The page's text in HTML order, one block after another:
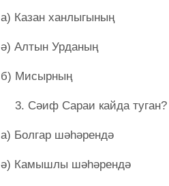
а) Казан ханлыгының
ә) Алтын Урданың
б) Мисырның
Сәиф Сараи кайда туган?
а) Болгар шәһәрендә
ә) Камышлы шәһәрендә